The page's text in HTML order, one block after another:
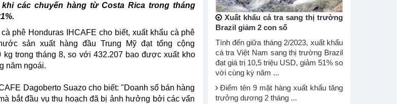
các chuyến hàng từ Costa Rica trong tháng
phê Honduras IHCAFE cho biết, xuất khẩu cà phê
sản xuất hàng đầu Trung Mỹ đạt tổng cộng
kg trong tháng 8, so với 432.207 bao được xuất kho
năm ngoái.
Dagoberto Suazo cho biết: "Doanh số bán hàng
bắt đầu vụ thu hoạch đã bị ảnh hưởng bởi các vấn
Xuất khẩu cá tra sang thị trường
Brazil giảm 2 con số
Tính đến giữa tháng 2/2023, xuất khẩu
cá tra Việt Nam sang thị trường Brazil
đạt giá trị 10,5 triệu USD, giảm 51% so
với cùng kỳ năm ...
Điểm tên 9 mặt hàng xuất khẩu tăng
trưởng dương 2 tháng ...